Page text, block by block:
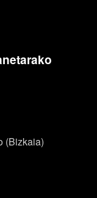
(Bizkaia)